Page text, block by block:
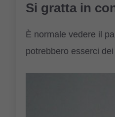
Si gratta in
È normale vedere il
potrebbero esserci dei